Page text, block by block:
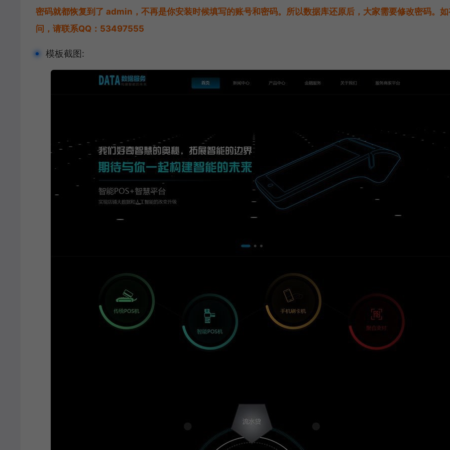
密码就都恢复到了 admin，不再是你安装时候填写的账号和密码。所以数据库还原后，大家需要修改密码。
问，请联系QQ：53497555
模板截图: